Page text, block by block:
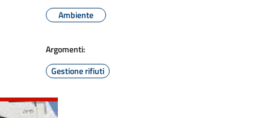
Ambiente
Argomenti:
Gestione rifiuti